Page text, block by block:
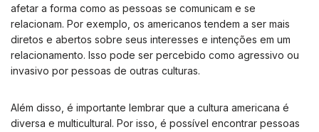
afetar a forma como as pessoas se comunicam e se
relacionam. Por exemplo, os americanos tendem a ser mais
diretos e abertos sobre seus interesses e intenções em um
relacionamento. Isso pode ser percebido como agressivo ou
invasivo por pessoas de outras culturas.
Além disso, é importante lembrar que a cultura americana é
diversa e multicultural. Por isso, é possível encontrar pessoas